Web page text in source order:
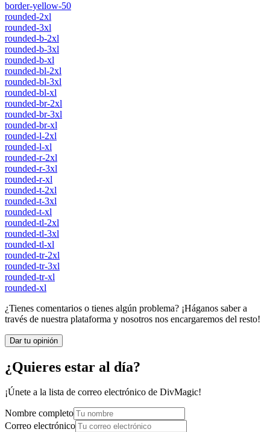
border-yellow-50
rounded-2xl
rounded-3xl
rounded-b-2xl
rounded-b-3xl
rounded-b-xl
rounded-bl-2xl
rounded-bl-3xl
rounded-bl-xl
rounded-br-2xl
rounded-br-3xl
rounded-br-xl
rounded-l-2xl
rounded-l-xl
rounded-r-2xl
rounded-r-3xl
rounded-r-xl
rounded-t-2xl
rounded-t-3xl
rounded-t-xl
rounded-tl-2xl
rounded-tl-3xl
rounded-tl-xl
rounded-tr-2xl
rounded-tr-3xl
rounded-tr-xl
rounded-xl
¿Tienes comentarios o tienes algún problema? ¡Háganos saber a
través de nuestra plataforma y nosotros nos encargaremos del resto!
Dar tu opinión
¿Quieres estar al día?
¡Únete a la lista de correo electrónico de DivMagic!
Nombre completo
Correo electrónico